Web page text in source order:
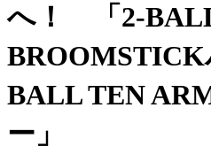
へ！ 「2-
BALL TEN
ー」